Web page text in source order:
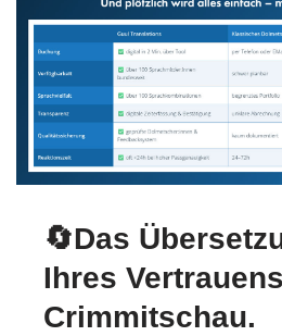
🔄Das
Ihres
Crimmitschau.